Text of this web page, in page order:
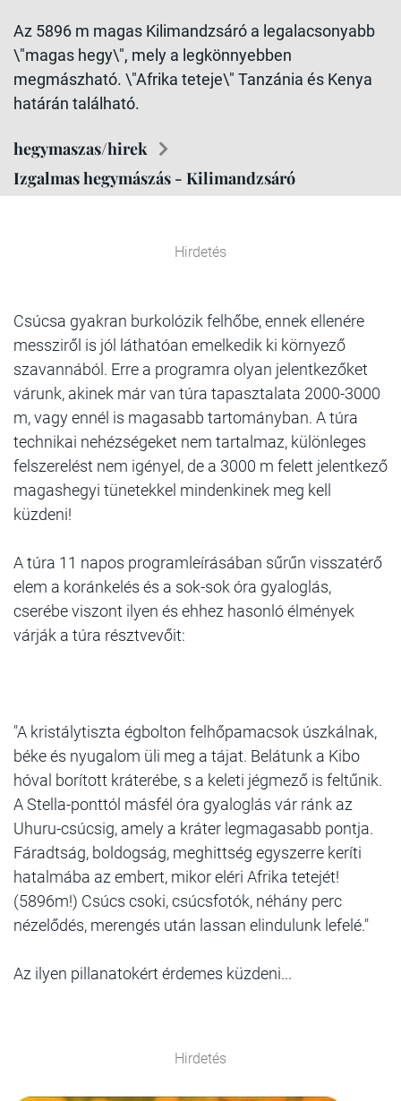
Az 5896 m magas Kilimandzsáró a legalacsonyabb
\"magas hegy\", mely a legkönnyebben
megmászható. \"Afrika teteje\" Tanzánia és Kenya
határán található.
hegymaszas/hirek
Izgalmas hegymászás - Kilimandzsáró
Hirdetés
Csúcsa gyakran burkolózik felhőbe, ennek ellenére
messziről is jól láthatóan emelkedik ki környező
szavannából. Erre a programra olyan jelentkezőket
várunk, akinek már van túra tapasztalata 2000-3000
m, vagy ennél is magasabb tartományban. A túra
technikai nehézségeket nem tartalmaz, különleges
felszerelést nem igényel, de a 3000 m felett jelentkező
magashegyi tünetekkel mindenkinek meg kell
küzdeni!
A túra 11 napos programleírásában sűrűn visszatérő
elem a koránkelés és a sok-sok óra gyaloglás,
cserébe viszont ilyen és ehhez hasonló élmények
várják a túra résztvevőit:
"A kristálytiszta égbolton felhőpamacsok úszkálnak,
béke és nyugalom üli meg a tájat. Belátunk a Kibo
hóval borított kráterébe, s a keleti jégmező is feltűnik.
A Stella-ponttól másfél óra gyaloglás vár ránk az
Uhuru-csúcsig, amely a kráter legmagasabb pontja.
Fáradtság, boldogság, meghittség egyszerre keríti
hatalmába az embert, mikor eléri Afrika tetejét!
(5896m!) Csúcs csoki, csúcsfotók, néhány perc
nézelődés, merengés után lassan elindulunk lefelé."
Az ilyen pillanatokért érdemes küzdeni...
Hirdetés